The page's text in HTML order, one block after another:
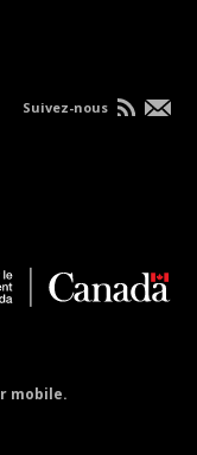
mobile.
Suivez-nous